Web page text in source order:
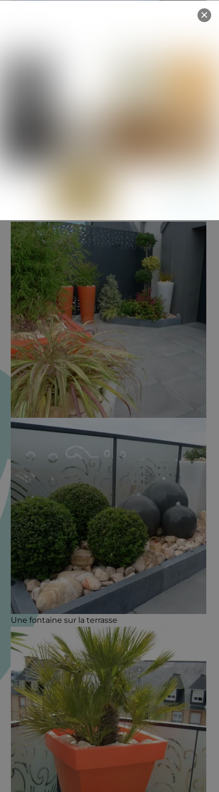
Une fontaine sur la terrasse